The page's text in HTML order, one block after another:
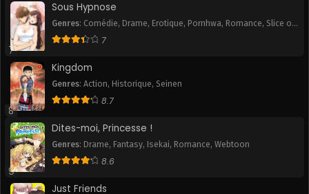
7
Sous Hypnose
Genres: Comédie, Drame, Erotique, Pornhwa, Romance, Slice of
Life,Smut 7
8
Kingdom
Genres: Action, Historique, Seinen
8.7
9
Dites-moi, Princesse !
Genres: Drame, Fantasy, Isekai, Romance, Webtoon
8.6
Just Friends